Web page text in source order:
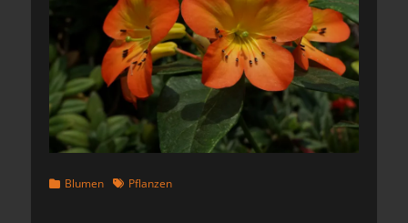
Kategorien
Blumen Schlagworte
Pflanzen